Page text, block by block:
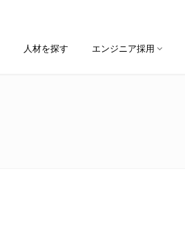
人材を探す エンジニア採用